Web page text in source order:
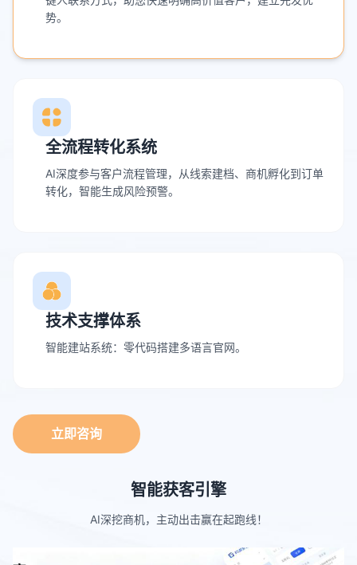
势。
全流程转化系统
AI深度参与客户流程管理，从线索建档、商机孵化到订单
转化，智能生成风险预警。
技术支撑体系
智能建站系统：零代码搭建多语言官网。
立即咨询
智能获客引擎
AI深挖商机，主动出击赢在起跑线！